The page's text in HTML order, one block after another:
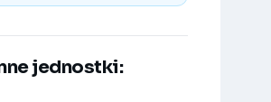
jednostki: